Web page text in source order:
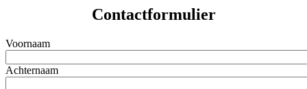
Contactformulier
Voornaam
Achternaam